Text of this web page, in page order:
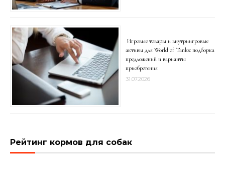
Игровые товары и внутриигровые
активы для World of Tanks: подборка
предложений и варианты
приобретения
31.07.2026
Рейтинг кормов для собак